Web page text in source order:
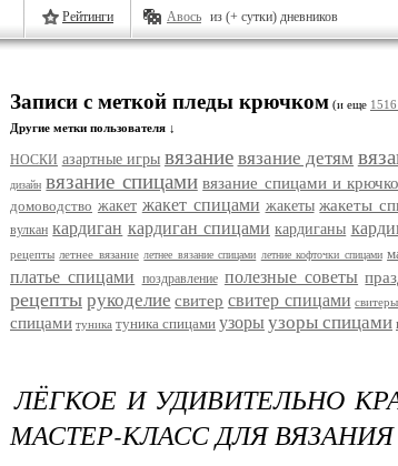
Рейтинги Авось из (+ сутки) дневников
Записи с меткой пледы крючком (и еще
Другие метки пользователя ↓
НОСКИ азартные игры вязание вязание детям
дизайн вязание спицами вязание спицами и
домоводство жакет жакет спицами жакеты жакеты
вулкан кардиган кардиган спицами кардиганы
рецепты летнее вязание летнее вязание спицами летние кофточки спицами
платье спицами поздравление полезные советы
рецепты рукоделие свитер свитер спицами свитеры
спицами туника туника спицами узоры узоры спицами
ЛЁГКОЕ И УДИВИТЕЛЬНО
МАСТЕР-КЛАСС ДЛЯ